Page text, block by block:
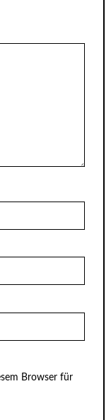
Browser für